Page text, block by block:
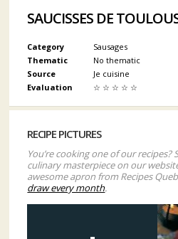
SAUCISSES DE
Category
Sausages
Thematic
No thematic
Source
Je cuisine
Evaluation
☆ ☆ ☆ ☆ ☆
RECIPE PICTURES
You’re cooking one of our
culinary masterpiece on our
awesome apron from Recipes
draw every month.